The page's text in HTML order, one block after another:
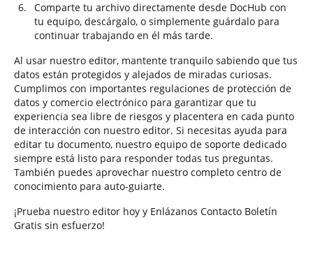
Comparte tu archivo directamente desde DocHub con
tu equipo, descárgalo, o simplemente guárdalo para
continuar trabajando en él más tarde.
Al usar nuestro editor, mantente tranquilo sabiendo que tus
datos están protegidos y alejados de miradas curiosas.
Cumplimos con importantes regulaciones de protección de
datos y comercio electrónico para garantizar que tu
experiencia sea libre de riesgos y placentera en cada punto
de interacción con nuestro editor. Si necesitas ayuda para
editar tu documento, nuestro equipo de soporte dedicado
siempre está listo para responder todas tus preguntas.
También puedes aprovechar nuestro completo centro de
conocimiento para auto-guiarte.
¡Prueba nuestro editor hoy y Enlázanos Contacto Boletín
Gratis sin esfuerzo!